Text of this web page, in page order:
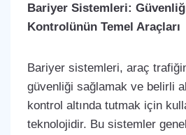
Bariyer Sistemleri:
Kontrolünün Temel Araçları
Bariyer sistemleri, araç
güvenliği sağlamak ve belirli
kontrol altında tutmak için
teknolojidir. Bu sistemler